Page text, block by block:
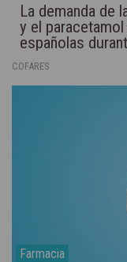
La demanda de
y el
españolas
COFARES
Farmacia